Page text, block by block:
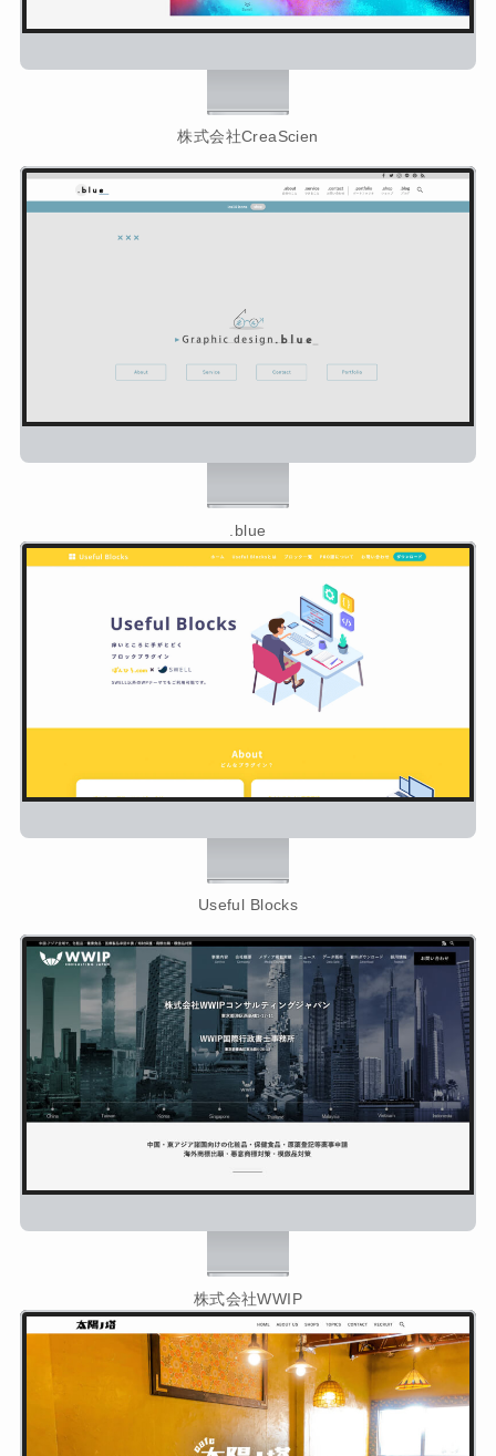
株式会社CreaScien
.blue
Useful Blocks
株式会社WWIP